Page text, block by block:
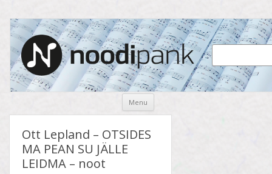
Noodipank
noodipank.ee
Menu Skip
content
Ott Lepland – OTSIDES
MA PEAN SU JÄLLE
LEIDMA – noot